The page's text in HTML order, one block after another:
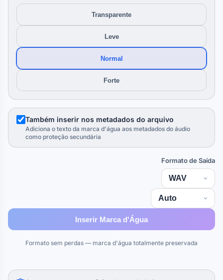
Transparente
Leve
Normal
Forte
Também inserir nos metadados do arquivo
Adiciona o texto da marca d'água aos metadados do áudio
como proteção secundária
Formato de Saída
Inserir Marca d'Água
Formato sem perdas — marca d'água totalmente preservada